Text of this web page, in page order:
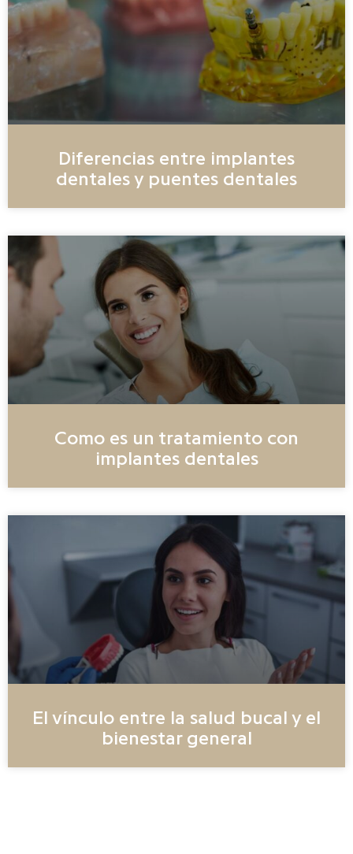
Diferencias entre implantes
dentales y puentes dentales
Como es un tratamiento con
implantes dentales
El vínculo entre la salud bucal y el
bienestar general